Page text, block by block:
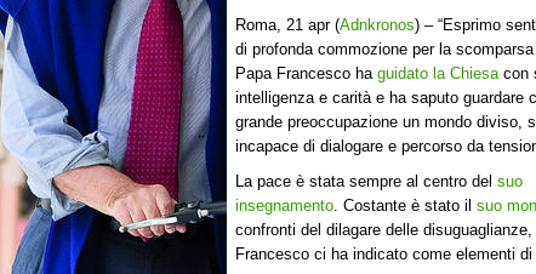
Roma, 21 apr (Adnkronos) – “Esprimo
di profonda commozione per la
Papa Francesco ha guidato la Chiesacon
intelligenza e carità e ha saputo guardare
grande preoccupazione un mondo diviso,
incapace di dialogare e percorso da
La pace è stata sempre al centro del suo
insegnamento. Costante è stato il suo
confronti del dilagare delle
Francesco ci ha indicato come elementi